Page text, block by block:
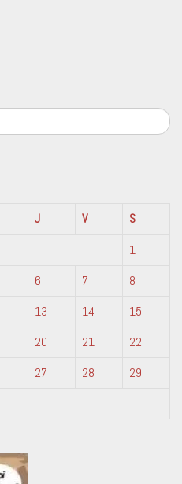
J V
S
1
6 7
8
13 14
15
20 21
22
27 28
29